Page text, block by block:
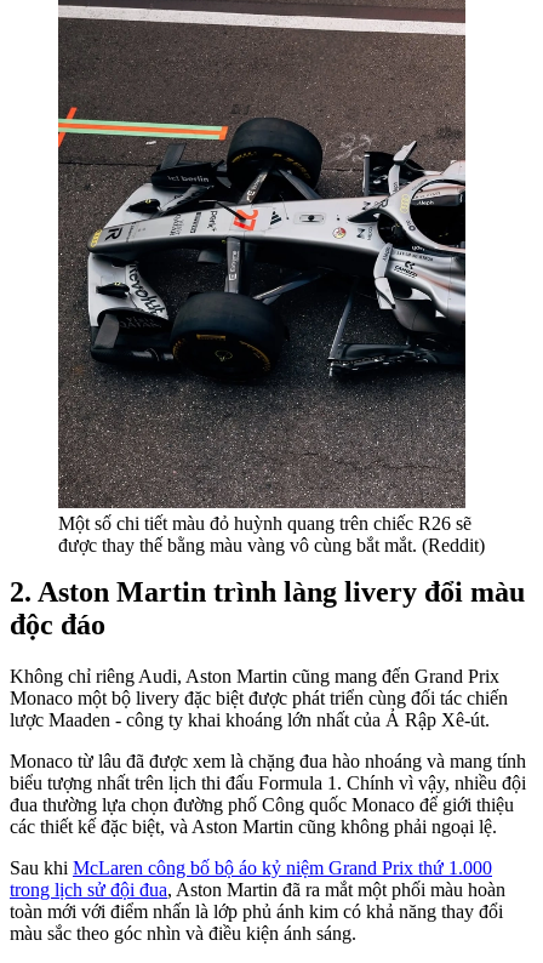
Một số chi tiết màu đỏ huỳnh quang trên chiếc R26 sẽ
được thay thế bằng màu vàng vô cùng bắt mắt. (Reddit)
Aston Martin trình làng livery đổi màu
độc đáo
Không chỉ riêng Audi, Aston Martin cũng mang đến Grand Prix
Monaco một bộ livery đặc biệt được phát triển cùng đối tác chiến
lược Maaden - công ty khai khoáng lớn nhất của Ả Rập Xê-út.
Monaco từ lâu đã được xem là chặng đua hào nhoáng và mang tính
biểu tượng nhất trên lịch thi đấu Formula 1. Chính vì vậy, nhiều đội
đua thường lựa chọn đường phố Công quốc Monaco để giới thiệu
các thiết kế đặc biệt, và Aston Martin cũng không phải ngoại lệ.
Sau khi McLaren công bố bộ áo kỷ niệm Grand Prix thứ 1.000
trong lịch sử đội đua, Aston Martin đã ra mắt một phối màu hoàn
toàn mới với điểm nhấn là lớp phủ ánh kim có khả năng thay đổi
màu sắc theo góc nhìn và điều kiện ánh sáng.